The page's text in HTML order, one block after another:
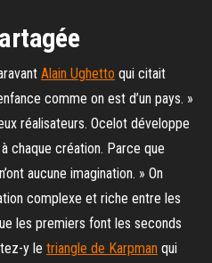
Alain Ughetto qui citait
comme on est d’un pays. »
réalisateurs. Ocelot développe
chaque création. Parce que
aucune imagination. » On
complexe et riche entre les
les premiers font les seconds
y le triangle de Karpman qui